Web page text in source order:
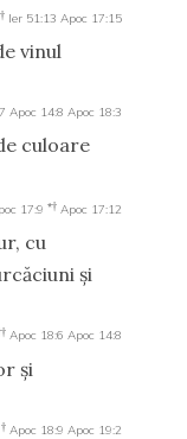
Ier 51:13 Apoc 17:15
vinul
Apoc 14:8 Apoc 18:3
culoare
17:9 *† Apoc 17:12
cu
şi
Apoc 18:6 Apoc 14:8
şi
† Apoc 18:9 Apoc 19:2